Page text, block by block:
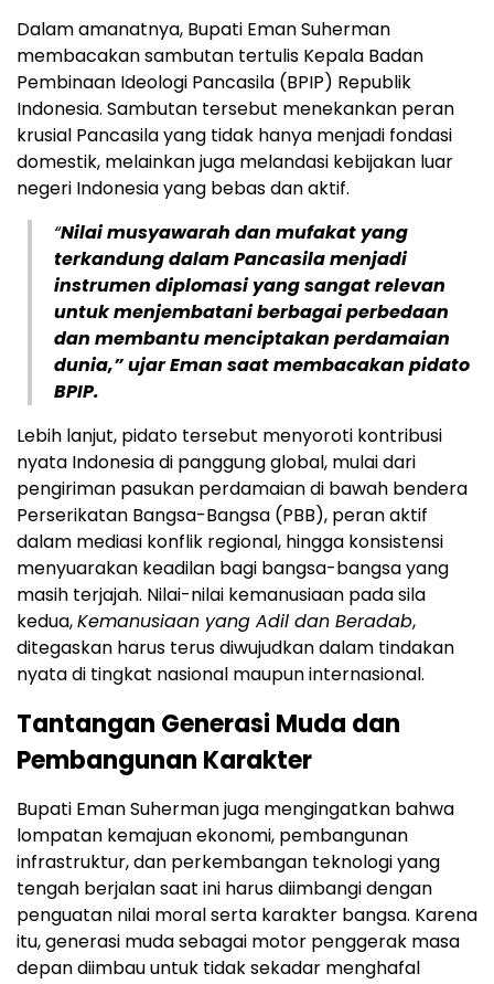
Dalam amanatnya, Bupati Eman Suherman
membacakan sambutan tertulis Kepala Badan
Pembinaan Ideologi Pancasila (BPIP) Republik
Indonesia. Sambutan tersebut menekankan peran
krusial Pancasila yang tidak hanya menjadi fondasi
domestik, melainkan juga melandasi kebijakan luar
negeri Indonesia yang bebas dan aktif.
“Nilai musyawarah dan mufakat yang
terkandung dalam Pancasila menjadi
instrumen diplomasi yang sangat relevan
untuk menjembatani berbagai perbedaan
dan membantu menciptakan perdamaian
dunia,” ujar Eman saat membacakan pidato
BPIP.
Lebih lanjut, pidato tersebut menyoroti kontribusi
nyata Indonesia di panggung global, mulai dari
pengiriman pasukan perdamaian di bawah bendera
Perserikatan Bangsa-Bangsa (PBB), peran aktif
dalam mediasi konflik regional, hingga konsistensi
menyuarakan keadilan bagi bangsa-bangsa yang
masih terjajah. Nilai-nilai kemanusiaan pada sila
kedua,Kemanusiaan yang Adil dan Beradab,
ditegaskan harus terus diwujudkan dalam tindakan
nyata di tingkat nasional maupun internasional.
Tantangan Generasi Muda dan
Pembangunan Karakter
Bupati Eman Suherman juga mengingatkan bahwa
lompatan kemajuan ekonomi, pembangunan
infrastruktur, dan perkembangan teknologi yang
tengah berjalan saat ini harus diimbangi dengan
penguatan nilai moral serta karakter bangsa. Karena
itu, generasi muda sebagai motor penggerak masa
depan diimbau untuk tidak sekadar menghafal